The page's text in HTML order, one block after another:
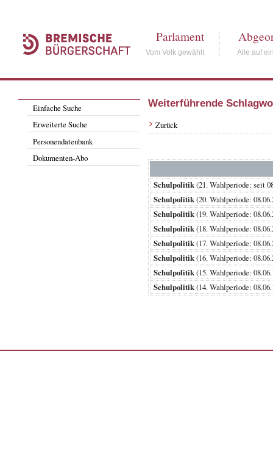
Parlament
Vom Volk gewählt Alle auf
Einfache Suche
Erweiterte Suche
Personendatenbank
Dokumenten-Abo
Weiterführende
Zurück
Schulpolitik(21. Wahlperiode:
Schulpolitik(20. Wahlperiode:
Schulpolitik(19. Wahlperiode:
Schulpolitik(18. Wahlperiode:
Schulpolitik(17. Wahlperiode:
Schulpolitik(16. Wahlperiode:
Schulpolitik(15. Wahlperiode:
Schulpolitik(14. Wahlperiode: